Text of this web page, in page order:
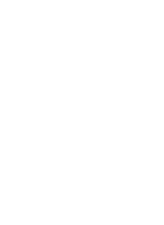
kuni 98,63 €